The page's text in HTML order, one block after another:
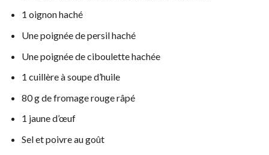
1 oignon haché
Une poignée de persil haché
Une poignée de ciboulette hachée
1 cuillère à soupe d’huile
80 g de fromage rouge râpé
1 jaune d’œuf
Sel et poivre au goût